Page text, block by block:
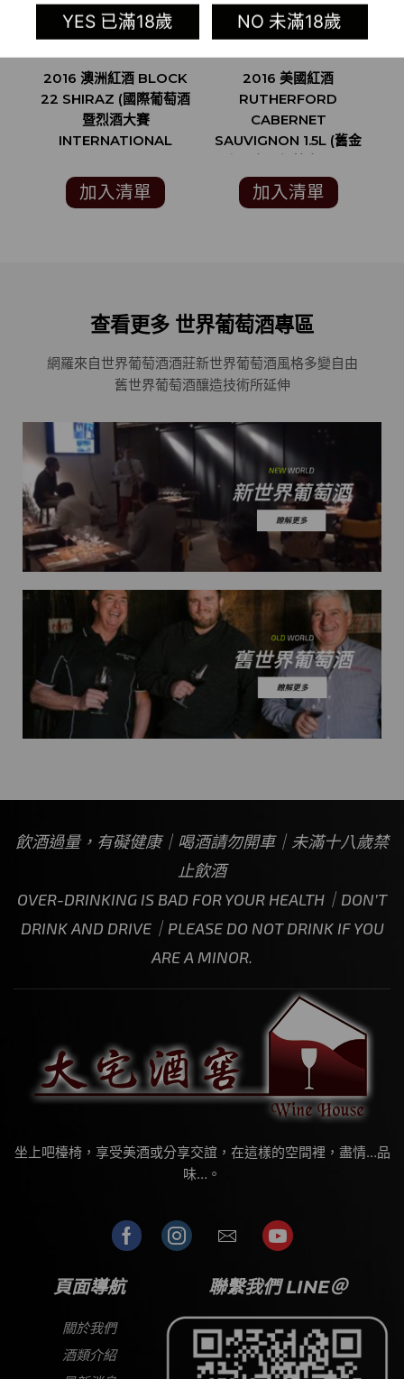
YES 已滿18歲 NO 未滿18歲
2016 澳洲紅酒 BLOCK
22 SHIRAZ (國際葡萄酒
暨烈酒大賽
INTERNATIONAL
COMPETITION 銅牌)
加入清單
2016 美國紅酒
RUTHERFORD
CABERNET
SAUVIGNON 1.5L (舊金
FRANCISCO
INTERNATIONAL
加入清單
查看更多 世界葡萄酒專區
網羅來自世界葡萄酒酒莊新世界葡萄酒風格多變自由
舊世界葡萄酒釀造技術所延伸
飲酒過量，有礙健康｜喝酒請勿開車｜未滿十八歲禁
止飲酒
OVER-DRINKING IS BAD FOR YOUR HEALTH｜DON’T
DRINK AND DRIVE｜PLEASE DO NOT DRINK IF YOU
ARE A MINOR.
坐上吧檯椅，享受美酒或分享交誼，在這樣的空間裡，盡情…品
味…。
頁面導航
關於我們
酒類介紹
聯繫我們 LINE＠